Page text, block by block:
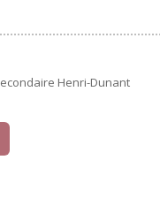
Henri-Dunant